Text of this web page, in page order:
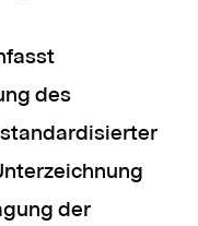
des
der